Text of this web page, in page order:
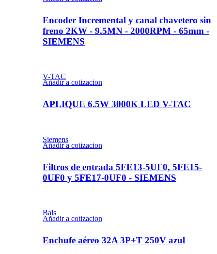
Encoder Incremental y canal chavetero sin
freno 2KW - 9.5MN - 2000RPM - 65mm -
SIEMENS
V-TAC
Añadir a cotizacion
APLIQUE 6.5W 3000K LED V-TAC
Siemens
Añadir a cotizacion
Filtros de entrada 5FE13-5UF0, 5FE15-
0UF0 y 5FE17-0UF0 - SIEMENS
Bals
Añadir a cotizacion
Enchufe aéreo 32A 3P+T 250V azul